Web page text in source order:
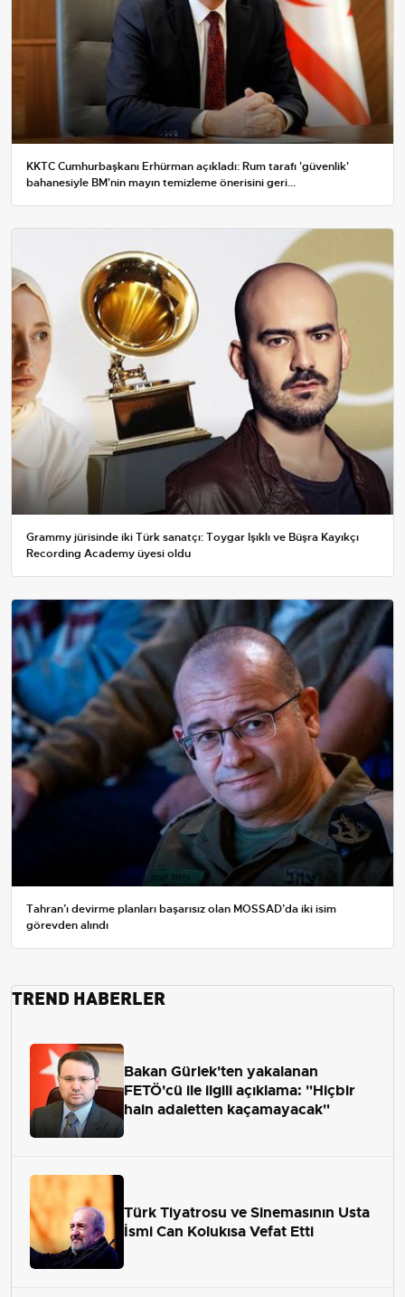
KKTC Cumhurbaşkanı Erhürman açıkladı: Rum tarafı 'güvenlik'
bahanesiyle BM'nin mayın temizleme önerisini geri...
Grammy jürisinde iki Türk sanatçı: Toygar Işıklı ve Büşra Kayıkçı
Recording Academy üyesi oldu
Tahran’ı devirme planları başarısız olan MOSSAD’da iki isim
görevden alındı
TREND HABERLER
Bakan Gürlek'ten yakalanan
FETÖ'cü ile ilgili açıklama: "Hiçbir
hain adaletten kaçamayacak"
Türk Tiyatrosu ve Sinemasının Usta
İsmi Can Kolukısa Vefat Etti